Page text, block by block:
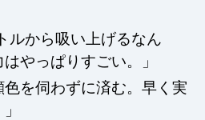
ルから吸い上げるなん
やっぱりすごい。」
色を伺わずに済む。早く実